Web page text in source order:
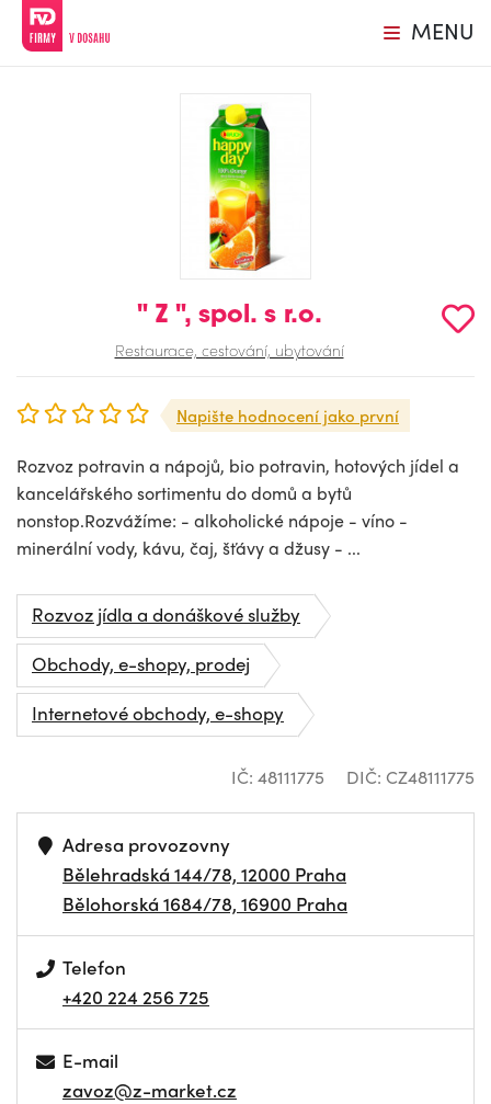
MENU
" Z ", spol. s r.o.
Restaurace, cestování, ubytování
Napište hodnocení jako první
Rozvoz potravin a nápojů, bio potravin, hotových jídel a
kancelářského sortimentu do domů a bytů
nonstop.Rozvážíme: - alkoholické nápoje - víno -
minerální vody, kávu, čaj, šťávy a džusy - ...
Rozvoz jídla a donáškové služby
Obchody, e-shopy, prodej
Internetové obchody, e-shopy
IČ: 48111775 DIČ: CZ48111775
Adresa provozovny
Bělehradská 144/78, 12000 Praha
Bělohorská 1684/78, 16900 Praha
Telefon
+420 224 256 725
E-mail
zavoz@z-market.cz